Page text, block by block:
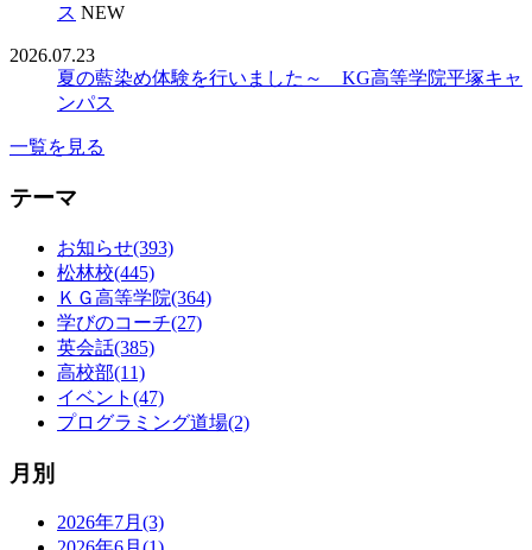
ス NEW
2026.07.23
夏の藍染め体験を行いました～ KG高等学院平塚キャ
ンパス
一覧を見る
テーマ
お知らせ(393)
松林校(445)
ＫＧ高等学院(364)
学びのコーチ(27)
英会話(385)
高校部(11)
イベント(47)
プログラミング道場(2)
月別
2026年7月(3)